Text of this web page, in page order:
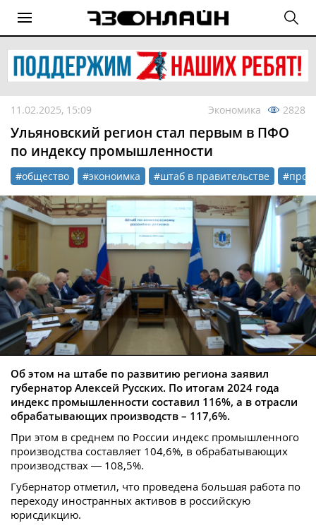
11.02.2025, 15:09 Экономика 2828
Ульяновский регион стал первым в ПФО
по индексу промышленности
#общество #эконоимка #штаб в правительстве
Об этом на штабе по развитию региона заявил
губернатор Алексей Русских. По итогам 2024 года
индекс промышленности составил 116%, а в отрасли
обрабатывающих производств – 117,6%.
При этом в среднем по России индекс промышленного
производства составляет 104,6%, в обрабатывающих
производствах — 108,5%.
Губернатор отметил, что проведена большая работа по
переходу иностранных активов в российскую
юрисдикцию.